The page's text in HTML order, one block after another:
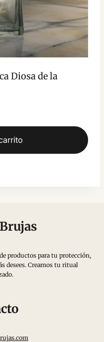
Diosa de la
productos para tu protección,
desees. Creamos tu ritual